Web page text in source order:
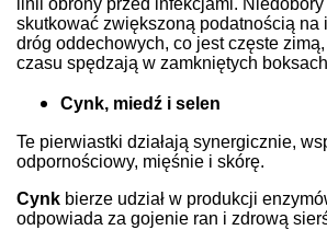
linii obrony przed infekcjami.
skutkować zwiększoną podatnością na
dróg oddechowych, co jest częste
czasu spędzają w zamkniętych
Cynk, miedź i selen
Te pierwiastki działają synergicznie,
odpornościowy, mięśnie i skórę.
Cynk bierze udział w produkcji
odpowiada za gojenie ran i zdrową